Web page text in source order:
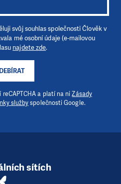
svůj souhlas společnosti Člověk v
mé osobní údaje (e-mailovou
najdete zde.
a platí na niZásady
službyspolečnosti Google.
sítích